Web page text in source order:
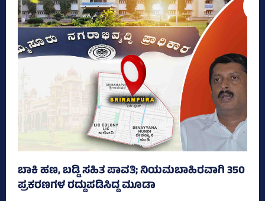
ಬಾಕಿ ಹಣ, ಬಡ್ಡಿ ಸಹಿತ ಪಾವತಿ; ನಿಯಮಬಾಹಿರವಾಗಿ 350
ಪ್ರಕರಣಗಳ ರದ್ದುಪಡಿಸಿದ್ದ ಮೂಡಾ